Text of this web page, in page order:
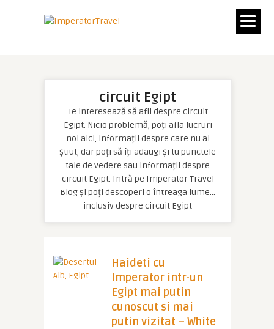
circuit Egipt
Te interesează să afli despre circuit
Egipt. Nicio problemă, poți afla lucruri
noi aici, informații despre care nu ai
știut, dar poți să îți adaugi și tu punctele
tale de vedere sau informații despre
circuit Egipt. Intră pe Imperator Travel
Blog și poți descoperi o întreaga lume…
inclusiv despre circuit Egipt
Haideti cu
Imperator intr-un
Egipt mai putin
cunoscut si mai
putin vizitat – White